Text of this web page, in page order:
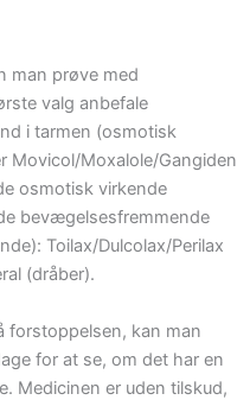
man prøve med
valg anbefale
i tarmen (osmotisk
Movicol/Moxalole/Gangiden
osmotisk virkende
bevægelsesfremmende
Toilax/Dulcolax/Perilax
(dråber).
forstoppelsen, kan man
for at se, om det har en
Medicinen er uden tilskud,